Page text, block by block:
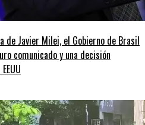
de Javier Milei, el Gobierno de Brasil
comunicado y una decisión